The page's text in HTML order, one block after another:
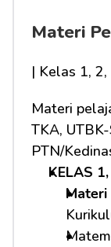
Materi
| Kelas 1,
Materi
TKA,
PTN/
KELAS
Materi